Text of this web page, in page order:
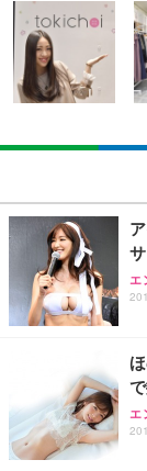
(
￥
ワ
務
ワ
能
￥
【
フ
ー
￥
ネ
り
限
超
エ
エ